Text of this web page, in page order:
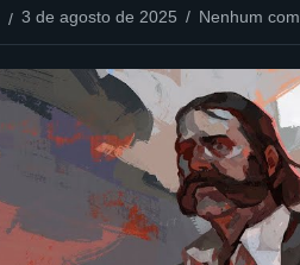
3 de agosto de 2025 Nenhum